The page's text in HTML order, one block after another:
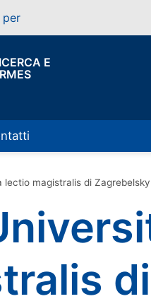
per
E
lectio magistralis di